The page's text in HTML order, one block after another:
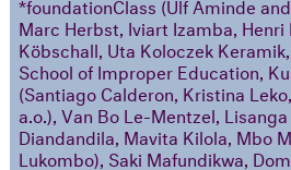
Marc Herbst, Iviart Izamba, Henri
Köbschall, Uta Koloczek
School of Improper Education,
(Santiago Calderon, Kristina
a.o.), Van Bo Le-Mentzel,
Diandandila, Mavita Kilola, Mbo
Lukombo), Saki Mafundikwa,